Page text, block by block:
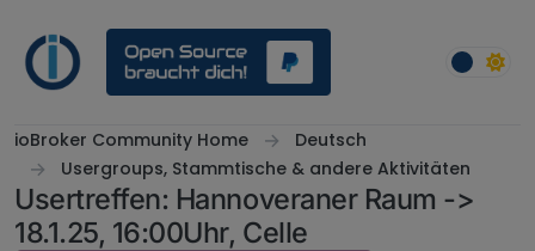
ioBroker Community Home
Deutsch
Usergroups, Stammtische & andere Aktivitäten
Usertreffen: Hannoveraner Raum ->
18.1.25, 16:00Uhr, Celle